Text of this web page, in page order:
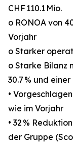
CHF 110.1 Mio.
o RONOA von
Vorjahr
o Starker
o Starke Bilanz
30.7 % und
•
wie im Vorjahr
• 32 %
der Gruppe